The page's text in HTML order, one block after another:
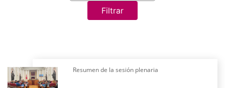
Filtrar
Resumen de la sesión plenaria